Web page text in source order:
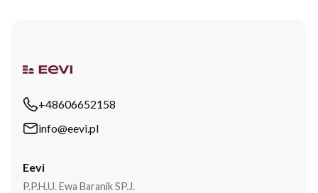
+48606652158
info@eevi.pl
Eevi
P.P.H.U. Ewa Baranik SP.J.